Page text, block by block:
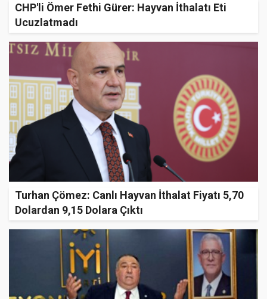
CHP'li Ömer Fethi Gürer: Hayvan İthalatı Eti
Ucuzlatmadı
Turhan Çömez: Canlı Hayvan İthalat Fiyatı 5,70
Dolardan 9,15 Dolara Çıktı